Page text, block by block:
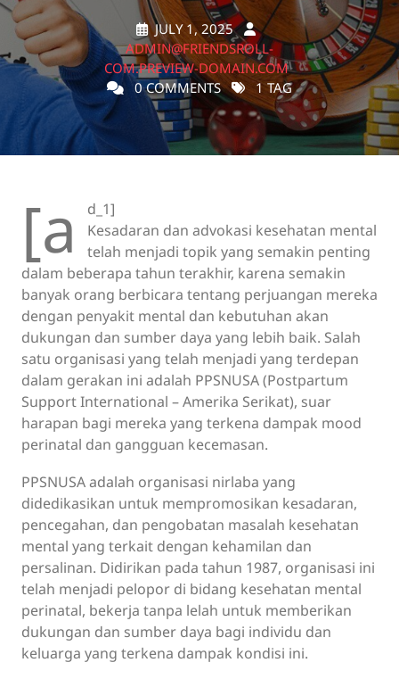
JULY 1, 2025
ADMIN@FRIENDSROLL-
COM.PREVIEW-DOMAIN.COM
0 COMMENTS
1 TAG
[a
d_1]
Kesadaran dan advokasi kesehatan mental
telah menjadi topik yang semakin penting
dalam beberapa tahun terakhir, karena semakin
banyak orang berbicara tentang perjuangan mereka
dengan penyakit mental dan kebutuhan akan
dukungan dan sumber daya yang lebih baik. Salah
satu organisasi yang telah menjadi yang terdepan
dalam gerakan ini adalah PPSNUSA (Postpartum
Support International – Amerika Serikat), suar
harapan bagi mereka yang terkena dampak mood
perinatal dan gangguan kecemasan.
PPSNUSA adalah organisasi nirlaba yang
didedikasikan untuk mempromosikan kesadaran,
pencegahan, dan pengobatan masalah kesehatan
mental yang terkait dengan kehamilan dan
persalinan. Didirikan pada tahun 1987, organisasi ini
telah menjadi pelopor di bidang kesehatan mental
perinatal, bekerja tanpa lelah untuk memberikan
dukungan dan sumber daya bagi individu dan
keluarga yang terkena dampak kondisi ini.